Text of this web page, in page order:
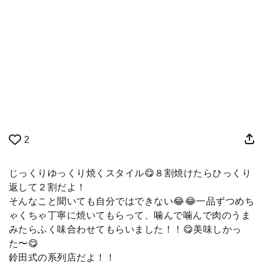
2
じっくりゆっくり焼くスタイル😋８割焼けたらひっくり
返して２割だよ！
そんなこと聞いても自分ではできない😂😂一品ずつめち
ゃくちゃ丁寧に焼いてもらって、噛んで噛んで肉のうま
みたらふく味合わせてもらいました！！😋美味しかっ
た〜😋
鈴田式の系列店だよ！！